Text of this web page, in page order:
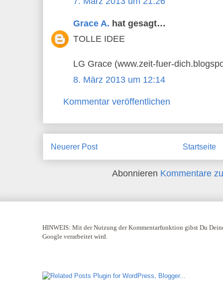
Grace A. hat gesagt…
TOLLE IDEE
LG Grace (www.zeit-fuer-
8. März 2013 um 12:14
Kommentar veröffentlichen
Neuerer Post Startseite
Abonnieren Kommentare
HINWEIS: Mit der Nutzung der Kommentarfunktion gibst Du
Google verarbeitet wird.